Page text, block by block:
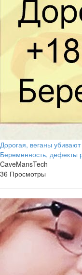
Дорогая, веганы
Беременность, дефекты
CaveMansTech
36 Просмотры